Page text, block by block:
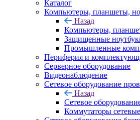
Каталог
Компьютеры, планшеты,
Назад
Компьютеры,
Защищенные
Промышленные
Периферия и
Серверное оборудование
Видеонаблюдение
Сетевое оборудование
Назад
Сетевое
Коммутаторы сетевые